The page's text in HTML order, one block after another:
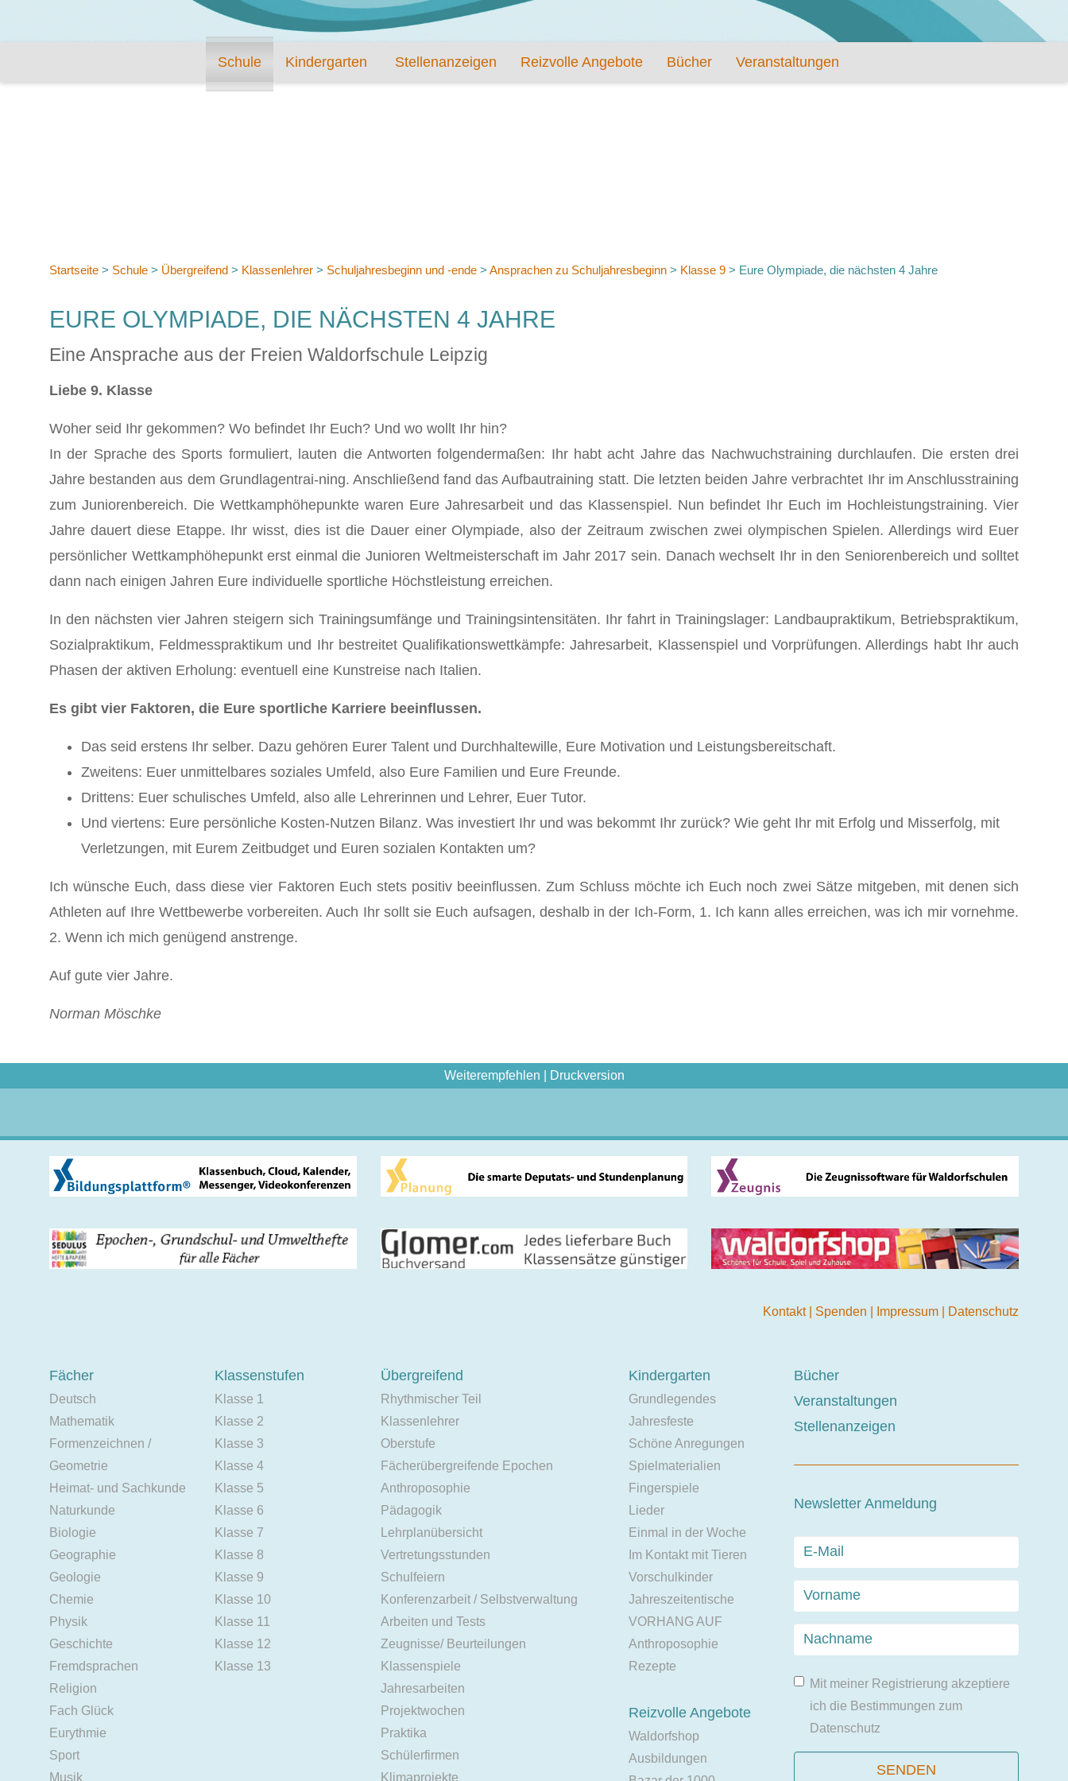
Schule Kindergarten Stellenanzeigen Reizvolle Angebote Bücher Veranstaltungen
Startseite > Schule > Übergreifend > Klassenlehrer > Schuljahresbeginn und -ende > Ansprachen zu Schuljahresbeginn > Klasse 9 > Eure Olympiade, die nächsten 4 Jahre
EURE OLYMPIADE, DIE NÄCHSTEN 4 JAHRE
Eine Ansprache aus der Freien Waldorfschule Leipzig
Liebe 9. Klasse
Woher seid Ihr gekommen? Wo befindet Ihr Euch? Und wo wollt Ihr hin?
In der Sprache des Sports formuliert, lauten die Antworten folgendermaßen: Ihr habt acht Jahre das Nachwuchstraining durchlaufen. Die ersten drei
Jahre bestanden aus dem Grundlagentrai-ning. Anschließend fand das Aufbautraining statt. Die letzten beiden Jahre verbrachtet Ihr im Anschlusstraining
zum Juniorenbereich. Die Wettkamphöhepunkte waren Eure Jahresarbeit und das Klassenspiel. Nun befindet Ihr Euch im Hochleistungstraining. Vier
Jahre dauert diese Etappe. Ihr wisst, dies ist die Dauer einer Olympiade, also der Zeitraum zwischen zwei olympischen Spielen. Allerdings wird Euer
persönlicher Wettkamphöhepunkt erst einmal die Junioren Weltmeisterschaft im Jahr 2017 sein. Danach wechselt Ihr in den Seniorenbereich und solltet
dann nach einigen Jahren Eure individuelle sportliche Höchstleistung erreichen.
In den nächsten vier Jahren steigern sich Trainingsumfänge und Trainingsintensitäten. Ihr fahrt in Trainingslager: Landbaupraktikum, Betriebspraktikum,
Sozialpraktikum, Feldmesspraktikum und Ihr bestreitet Qualifikationswettkämpfe: Jahresarbeit, Klassenspiel und Vorprüfungen. Allerdings habt Ihr auch
Phasen der aktiven Erholung: eventuell eine Kunstreise nach Italien.
Es gibt vier Faktoren, die Eure sportliche Karriere beeinflussen.
Das seid erstens Ihr selber. Dazu gehören Eurer Talent und Durchhaltewille, Eure Motivation und Leistungsbereitschaft.
Zweitens: Euer unmittelbares soziales Umfeld, also Eure Familien und Eure Freunde.
Drittens: Euer schulisches Umfeld, also alle Lehrerinnen und Lehrer, Euer Tutor.
Und viertens: Eure persönliche Kosten-Nutzen Bilanz. Was investiert Ihr und was bekommt Ihr zurück? Wie geht Ihr mit Erfolg und Misserfolg, mit
Verletzungen, mit Eurem Zeitbudget und Euren sozialen Kontakten um?
Ich wünsche Euch, dass diese vier Faktoren Euch stets positiv beeinflussen. Zum Schluss möchte ich Euch noch zwei Sätze mitgeben, mit denen sich
Athleten auf Ihre Wettbewerbe vorbereiten. Auch Ihr sollt sie Euch aufsagen, deshalb in der Ich-Form, 1. Ich kann alles erreichen, was ich mir vornehme.
2. Wenn ich mich genügend anstrenge.
Auf gute vier Jahre.
Norman Möschke
Weiterempfehlen Druckversion
Kontakt Spenden Impressum Datenschutz
Fächer
Deutsch
Mathematik
Formenzeichnen /
Geometrie
Heimat- und Sachkunde
Naturkunde
Biologie
Geographie
Geologie
Chemie
Physik
Geschichte
Fremdsprachen
Religion
Fach Glück
Eurythmie
Sport
Musik
Klassenstufen
Klasse 1
Klasse 2
Klasse 3
Klasse 4
Klasse 5
Klasse 6
Klasse 7
Klasse 8
Klasse 9
Klasse 10
Klasse 11
Klasse 12
Klasse 13
Übergreifend
Rhythmischer Teil
Klassenlehrer
Oberstufe
Fächerübergreifende Epochen
Anthroposophie
Pädagogik
Lehrplanübersicht
Vertretungsstunden
Schulfeiern
Konferenzarbeit / Selbstverwaltung
Arbeiten und Tests
Zeugnisse/ Beurteilungen
Klassenspiele
Jahresarbeiten
Projektwochen
Praktika
Schülerfirmen
Klimaprojekte
Kindergarten
Grundlegendes
Jahresfeste
Schöne Anregungen
Spielmaterialien
Fingerspiele
Lieder
Einmal in der Woche
Im Kontakt mit Tieren
Vorschulkinder
Jahreszeitentische
VORHANG AUF
Anthroposophie
Rezepte
Reizvolle Angebote
Waldorfshop
Ausbildungen
Bücher
Veranstaltungen
Stellenanzeigen
Newsletter Anmeldung
Mit meiner Registrierung akzeptiere
ich die Bestimmungen zum
Datenschutz